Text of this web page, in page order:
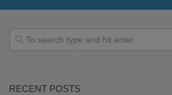
RECENT POSTS